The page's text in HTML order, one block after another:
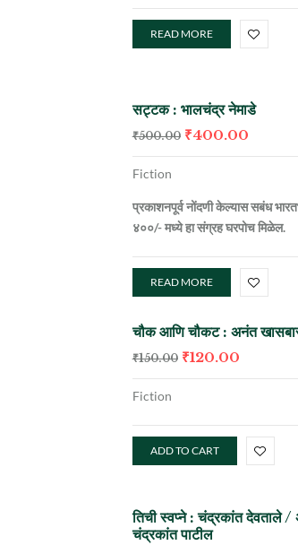
READ MORE
सट्टक : भालचंद्र नेमाडे
₹500.00 ₹400.00
Fiction
प्रकाशनपूर्व नोंदणी केल्यास सबंध
४००/- मध्ये हा संग्रह घरपोच मिळेल.
READ MORE
चौक आणि चौकट : अनंत
₹150.00 ₹120.00
Fiction
ADD TO CART
तिची स्वप्ने : चंद्रकांत देवताले
चंद्रकांत पाटील